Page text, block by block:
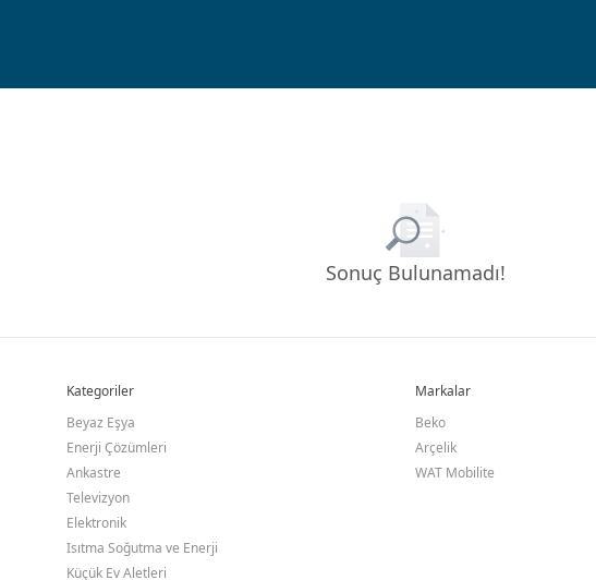
Sonuç Bulunamadı!
Kategoriler
Beyaz Eşya
Enerji Çözümleri
Ankastre
Televizyon
Elektronik
Isıtma Soğutma ve Enerji
Küçük Ev Aletleri
Markalar
Beko
Arçelik
WAT Mobilite